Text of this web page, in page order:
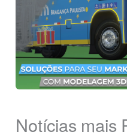
Notícias mais